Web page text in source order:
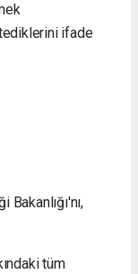
ifade
tüm